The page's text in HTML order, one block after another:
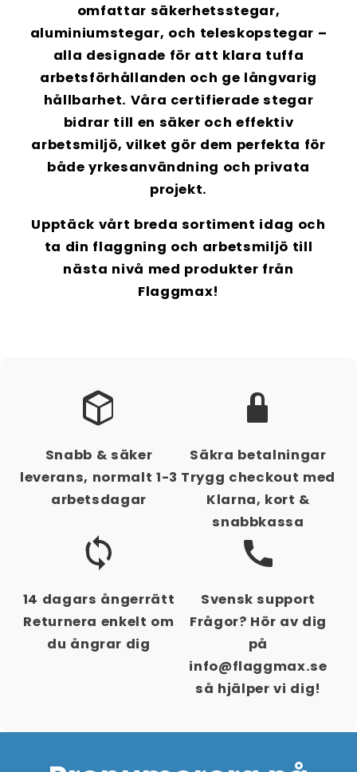
omfattar säkerhetsstegar,
aluminiumstegar, och teleskopstegar –
alla designade för att klara tuffa
arbetsförhållanden och ge långvarig
hållbarhet. Våra certifierade stegar
bidrar till en säker och effektiv
arbetsmiljö, vilket gör dem perfekta för
både yrkesanvändning och privata
projekt.
Upptäck vårt breda sortiment idag och
ta din flaggning och arbetsmiljö till
nästa nivå med produkter från
Flaggmax!
Snabb & säker
leverans, normalt 1-3
arbetsdagar
Säkra betalningar
Trygg checkout med
Klarna, kort &
snabbkassa
14 dagars ångerrätt
Returnera enkelt om
du ångrar dig
Svensk support
Frågor? Hör av dig
på
info@flaggmax.se
så hjälper vi dig!